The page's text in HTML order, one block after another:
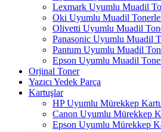
Lexmark Uyumlu Muadil
Oki Uyumlu Muadil
Olivetti Uyumlu Muadil
Panasonic Uyumlu Muadil
Pantum Uyumlu Muadil
Epson Uyumlu Muadil
Orjinal Toner
Yazıcı Yedek Parça
Kartuşlar
HP Uyumlu Mürekkep
Canon Uyumlu Mürekkep
Epson Uyumlu Mürekkep